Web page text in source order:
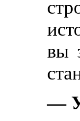
вы
— У